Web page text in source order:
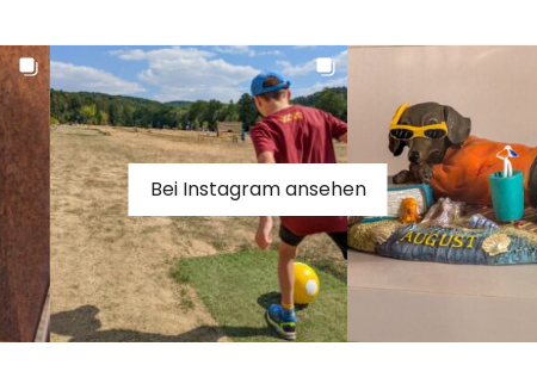
Bei Instagram ansehen